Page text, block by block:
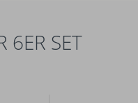
6ER SET